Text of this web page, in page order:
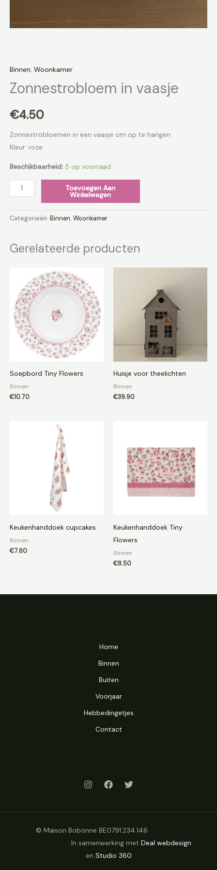
Binnen, Woonkamer
Zonnestrobloem in vaasje
€4.50
Zonnestrobloemen in een vaasje om op te hangen
Kleur: roze
Beschikbaarheid: 5 op voorraad
Toevoegen Aan
Winkelwagen
Categorieën: Binnen, Woonkamer
Gerelateerde producten
Soepbord Tiny Flowers
Binnen
€10.70
Huisje voor theelichten
Binnen
€39.90
Keukenhanddoek cupcakes
Binnen
€7.60
Keukenhanddoek Tiny
Flowers
Binnen
€8.50
Home
Binnen
Buiten
Voorjaar
Hebbedingetjes
Contact
© Maison Bobonne BE0791.234.146
. In samenwerking met Deal webdesign
en Studio 360